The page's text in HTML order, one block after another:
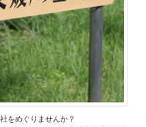
をめぐりませんか？